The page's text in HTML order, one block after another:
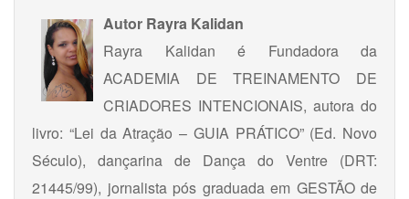
Autor Rayra Kalidan
Rayra Kalidan é Fundadora da
ACADEMIA DE TREINAMENTO DE
CRIADORES INTENCIONAIS, autora do
livro: “Lei da Atração – GUIA PRÁTICO” (Ed. Novo
Século), dançarina de Dança do Ventre (DRT:
21445/99), jornalista pós graduada em GESTÃO de